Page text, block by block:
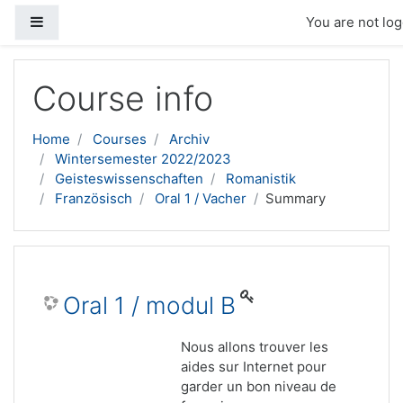
You are not
Course info
Home Courses
Archiv
Wintersemester 2022/2023
Geisteswissenschaften
Romanistik
Französisch
Oral 1 / Vacher Summary
Oral 1 / modul B
Nous allons trouver les
aides sur Internet pour
garder un bon niveau de